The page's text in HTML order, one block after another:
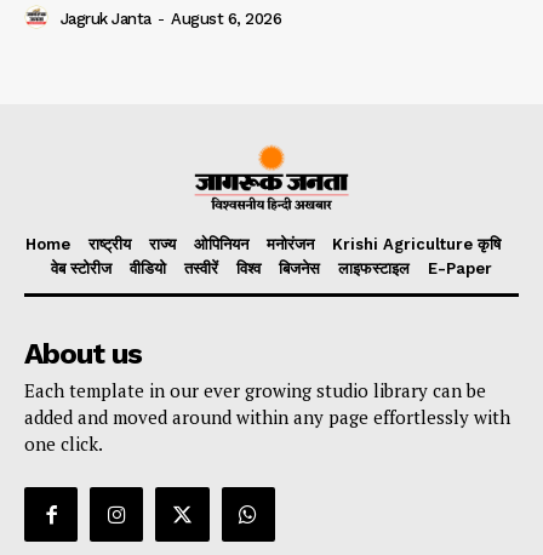
Jagruk Janta - August 6, 2026
Home राष्ट्रीय राज्य ओपिनियन मनोरंजन
Krishi Agriculture कृषि
वेब स्टोरीज
वीडियो तस्वीरें विश्व बिजनेस लाइफस्टाइल E-Paper
About us
Each template in our ever growing studio library can be
added and moved around within any page effortlessly with
one click.